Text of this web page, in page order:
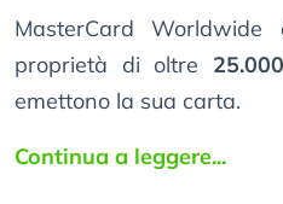
MasterCard Worldwide
proprietà di oltre
emettono la sua carta.
Continua a leggere...